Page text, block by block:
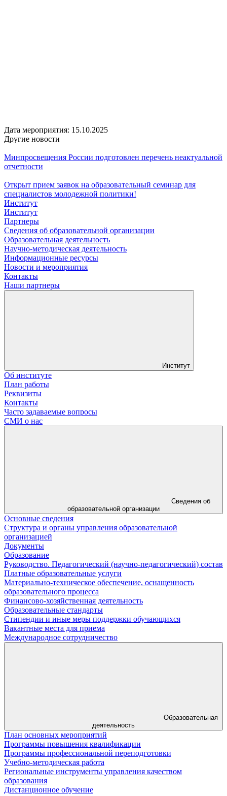
Дата мероприятия: 15.10.2025
Другие новости
Минпросвещения России подготовлен перечень неактуальной
отчетности
Открыт прием заявок на образовательный семинар для
специалистов молодежной политики!
Институт
Институт
Партнеры
Сведения об образовательной организации
Образовательная деятельность
Научно-методическая деятельность
Информационные ресурсы
Новости и мероприятия
Контакты
Наши партнеры
Институт
Об институте
План работы
Реквизиты
Контакты
Часто задаваемые вопросы
СМИ о нас
Сведения об
образовательной организации
Основные сведения
Структура и органы управления образовательной
организацией
Документы
Образование
Руководство. Педагогический (научно-педагогический) состав
Платные образовательные услуги
Материально-техническое обеспечение, оснащенность
образовательного процесса
Финансово-хозяйственная деятельность
Образовательные стандарты
Стипендии и иные меры поддержки обучающихся
Вакантные места для приема
Международное сотрудничество
Образовательная
деятельность
План основных мероприятий
Программы повышения квалификации
Программы профессиональной переподготовки
Учебно-методическая работа
Региональные инструменты управления качеством
образования
Дистанционное обучение